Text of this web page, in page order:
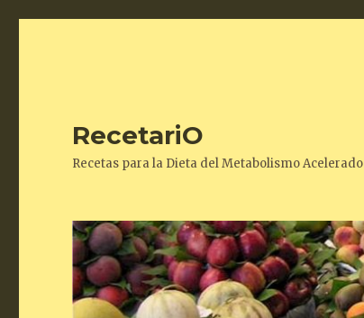
RecetariO
Recetas para la Dieta del Metabolismo Acelerado